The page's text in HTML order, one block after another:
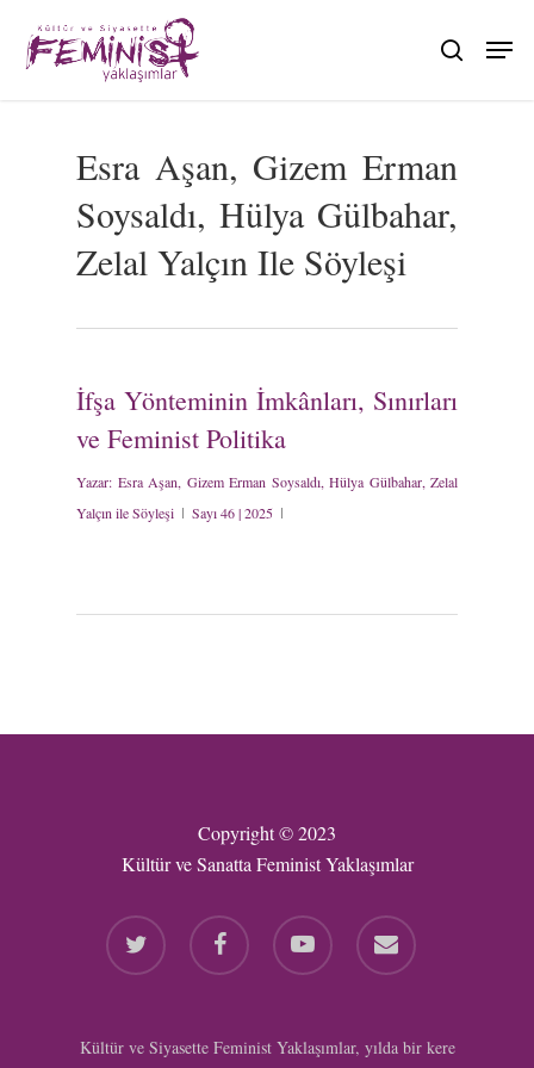
main
search
Esra Aşan, Gizem Erman
Soysaldı, Hülya Gülbahar,
Zelal Yalçın Ile Söyleşi
İfşa Yönteminin İmkânları, Sınırları
ve Feminist Politika
Yazar: Esra Aşan, Gizem Erman Soysaldı, Hülya Gülbahar, Zelal
Yalçın ile Söyleşi
Sayı 46 | 2025
Copyright © 2023
Kültür ve Sanatta Feminist Yaklaşımlar
twitter facebook youtube email
Kültür ve Siyasette Feminist Yaklaşımlar, yılda bir kere